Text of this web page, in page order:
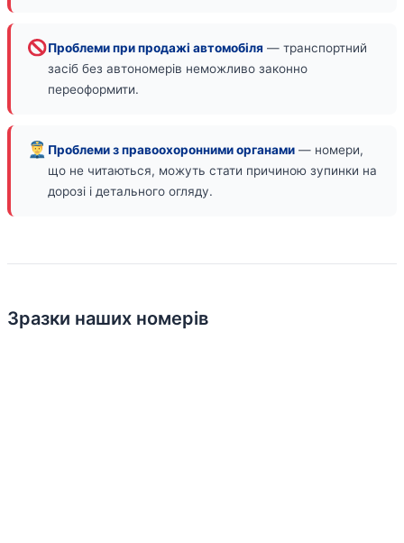
Проблеми при продажі автомобіля — транспортний
засіб без автономерів неможливо законно
переоформити.
Проблеми з правоохоронними органами — номери,
що не читаються, можуть стати причиною зупинки на
дорозі і детального огляду.
Зразки наших номерів